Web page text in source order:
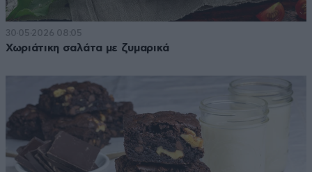
30·05·2026 08:05
Χωριάτικη σαλάτα με ζυμαρικά